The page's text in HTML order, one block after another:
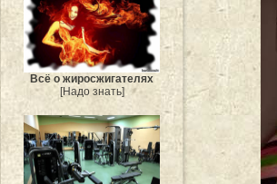
Всё о жиросжигателях
[Надо знать]